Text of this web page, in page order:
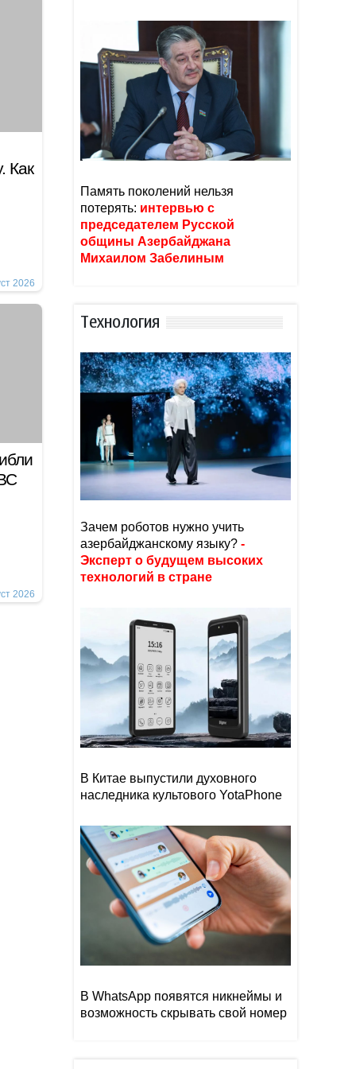
Как
2026
2026
Память поколений нельзя
потерять: интервью с
председателем Русской
общины Азербайджана
Михаилом Забелиным
Тexнoлoгия
Зачем роботов нужно учить
азербайджанскому языку? -
Эксперт о будущем высоких
технологий в стране
В Китае выпустили духовного
наследника культового YotaPhone
В WhatsApp появятся никнеймы и
возможность скрывать свой номер